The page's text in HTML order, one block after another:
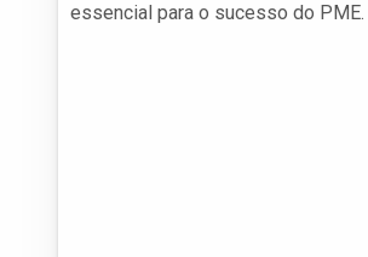
essencial para o sucesso do PME.